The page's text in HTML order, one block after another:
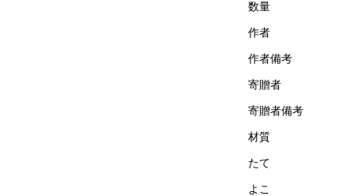
数量
作者
作者備考
寄贈者
寄贈者備考
材質
たて
よこ